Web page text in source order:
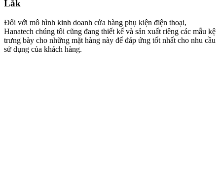
Lắk
Đối với mô hình kinh doanh cửa hàng phụ kiện điện thoại,
Hanatech chúng tôi cũng đang thiết kế và sản xuất riêng các mẫu kệ
trưng bày cho những mặt hàng này để đáp ứng tốt nhất cho nhu cầu
sử dụng của khách hàng.